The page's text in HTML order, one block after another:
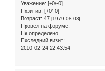
Уважение: [+0/-0]
Позитив: [+0/-0]
Возраст: 47 [1979-08-03]
Провел на форуме:
Не определено
Последний визит:
2010-02-24 22:43:54